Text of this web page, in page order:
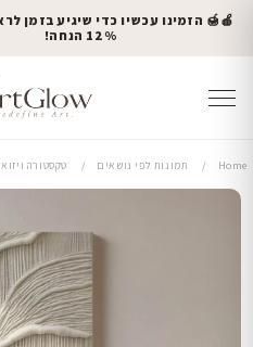
🍎🍯 הזמינו עכשיו כדי שיגיע בזמן
12% הנחה!
Home תמונות לפי נושאים טקסטורה